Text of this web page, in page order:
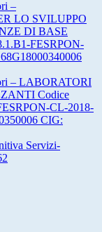
–
LO SVILUPPO
DI BASE
FESRPON-
– LABORATORI
Codice
CL-2018-
CIG:
Servizi-